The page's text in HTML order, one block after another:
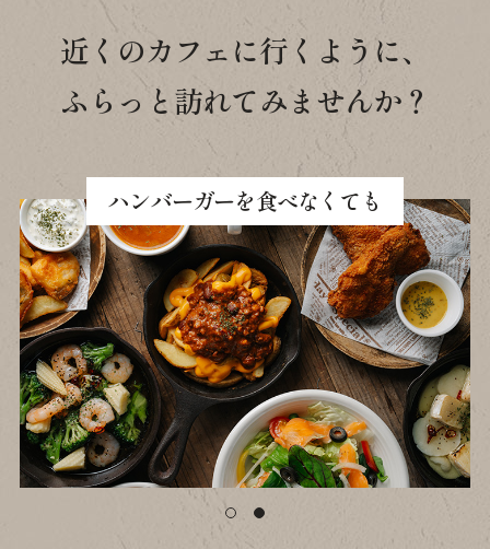
近くのカフェに行くように、
ふらっと訪れてみませんか？
ハンバーガーを食べなくても